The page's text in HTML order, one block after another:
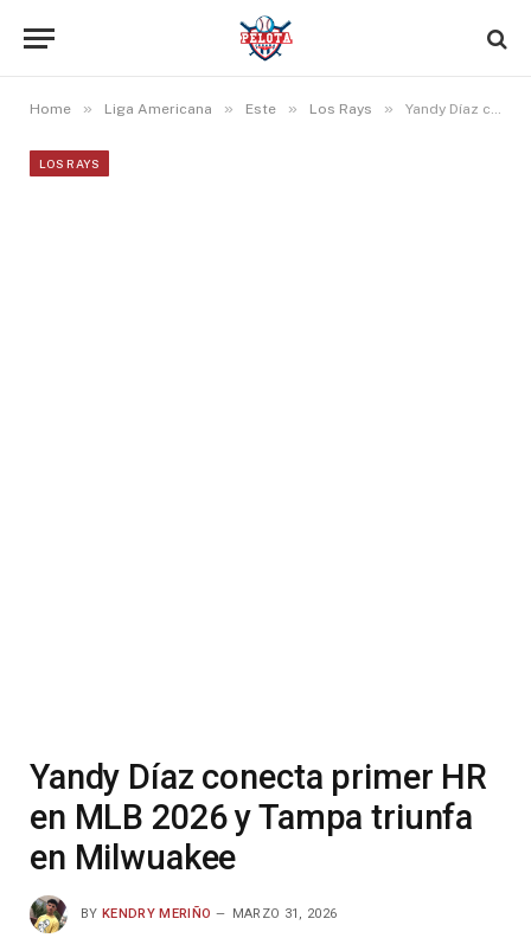
Home » Liga Americana » Este » Los Rays » Yandy Díaz conecta primer HR en MLB 2026 y Tampa triunfa en Milwuakee
LOS RAYS
Yandy Díaz conecta primer HR
en MLB 2026 y Tampa triunfa
en Milwuakee
BY KENDRY MERIÑO MARZO 31, 2026